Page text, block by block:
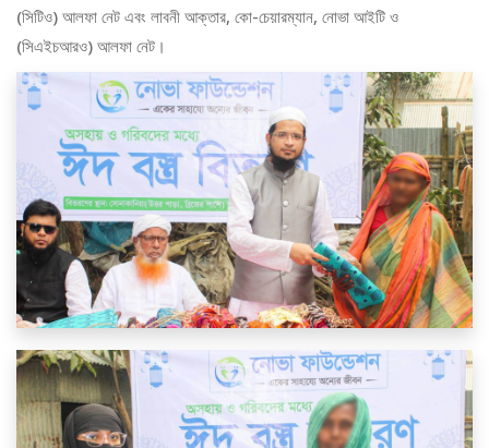
(সিটিও) আলফা নেট এবং লাবনী আক্তার, কো-চেয়ারম্যান, নোভা আইটি ও
(সিএইচআরও) আলফা নেট।